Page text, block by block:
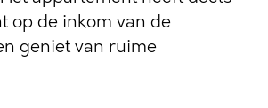
op de inkom van de
geniet van ruime